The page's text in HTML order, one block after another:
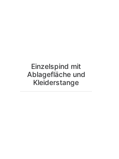
Einzelspind mit
Ablagefläche und
Kleiderstange